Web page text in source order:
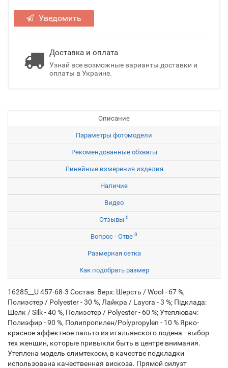
Уведомить
Доставка и оплата
Узнай все возможные варианты доставки и
оплаты в Украине.
Описание
Параметры фотомодели
Рекомендованные обхваты
Линейные измерения изделия
Наличие
Видео
Отзывы 0
Вопрос - Отве 0
Размерная сетка
Как подобрать размер
16285__U 457-68-3 Состав: Верх: Шерсть / Wool - 67 %,
Полиэстер / Polyester - 30 %, Лайкра / Laycra - 3 %; Підклада:
Шелк / Silk - 40 %, Полиэстер / Polyester - 60 %; Утеплювач:
Полиэфир - 90 %, Полипропилен/Polypropylen - 10 % Ярко-
красное эффектное пальто из итальянского лодена - выбор
тех женщин, которые привыкли быть в центре внимания.
Утеплена модель слимтексом, в качестве подкладки
использована качественная вискоза. Прямой силуэт